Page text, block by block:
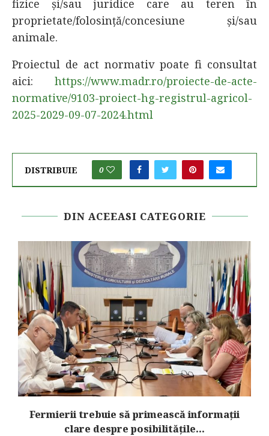
fizice şi/sau juridice care au teren în
proprietate/folosință/concesiune şi/sau
animale.
Proiectul de act normativ poate fi consultat
aici: https://www.madr.ro/proiecte-de-acte-
normative/9103-proiect-hg-registrul-agricol-
2025-2029-09-07-2024.html
DISTRIBUIE 0
DIN ACEEASI CATEGORIE
Fermierii trebuie să primească informații
clare despre posibilitățile...